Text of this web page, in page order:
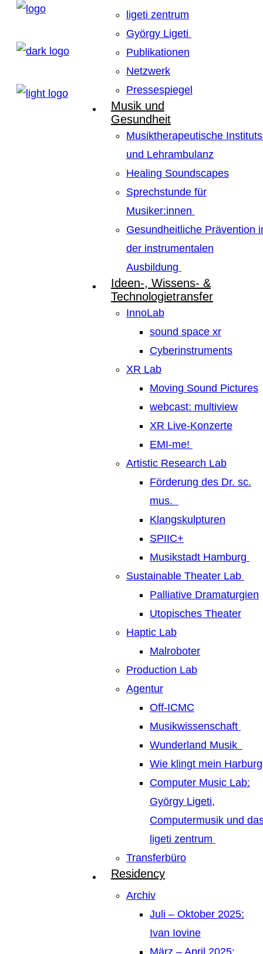
ligeti zentrum
György Ligeti
Publikationen
Netzwerk
Pressespiegel
Musik und
Gesundheit
Musiktherapeutische
und Lehrambulanz
Healing Soundscapes
Sprechstunde für
Musiker:innen
Gesundheitliche Prävention
der instrumentalen
Ausbildung
Ideen-, Wissens- &
Technologietransfer
InnoLab
sound space xr
Cyberinstruments
XR Lab
Moving Sound Pictures
webcast: multiview
XR Live-Konzerte
EMI-me!
Artistic Research Lab
Förderung des Dr. sc.
mus.
Klangskulpturen
SPIIC+
Musikstadt Hamburg
Sustainable Theater Lab
Palliative Dramaturgien
Utopisches Theater
Haptic Lab
Malroboter
Production Lab
Agentur
Off-ICMC
Musikwissenschaft
Wunderland Musik
Wie klingt mein Harburg
Computer Music Lab:
György Ligeti,
Computermusik und
ligeti zentrum
Transferbüro
Residency
Archiv
Juli – Oktober 2025:
Ivan Iovine
März – April 2025: